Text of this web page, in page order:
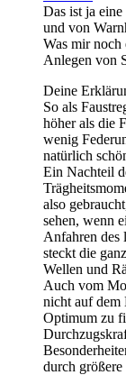
Das ist ja
und von
Was mir
Anlegen von
Deine
So als
höher als die
wenig
natürlich
Ein Nachteil
also
sehen, wenn
Anfahren des
steckt die
Wellen und
Auch vom
nicht auf dem
Optimum zu
durch größere